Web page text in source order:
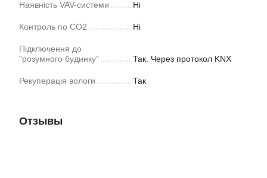
Наявність VAV-системи Ні
Контроль по CO2 Ні
Підключення до
"розумного будинку"
Так. Через протокол KNX
Рекуперація вологи Так
Отзывы